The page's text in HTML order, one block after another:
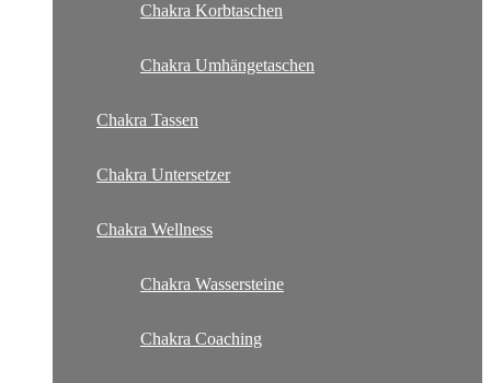
Chakra Korbtaschen
Chakra Umhängetaschen
Chakra Tassen
Chakra Untersetzer
Chakra Wellness
Chakra Wassersteine
Chakra Coaching